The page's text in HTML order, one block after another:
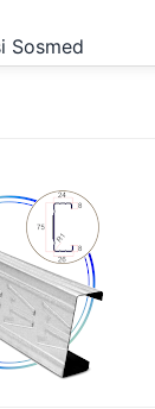
Sosmed